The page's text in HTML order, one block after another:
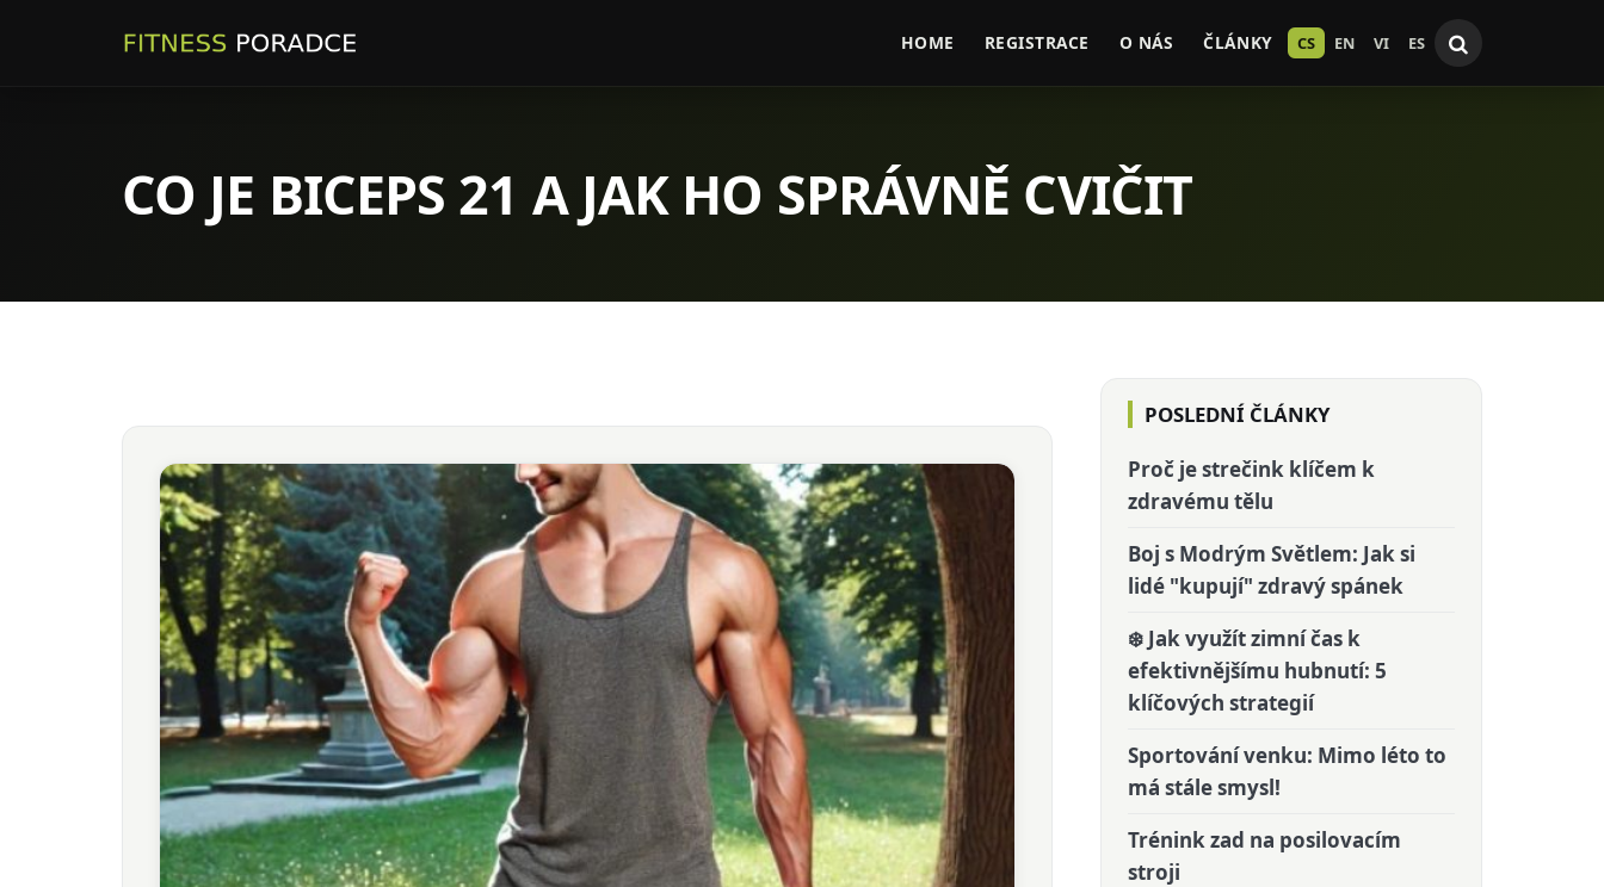
HOME REGISTRACE O NÁS ČLÁNKY CS EN VI ES
CO JE BICEPS 21 A JAK HO SPRÁVNĚ CVIČIT
POSLEDNÍ ČLÁNKY
Proč je strečink klíčem k
zdravému tělu
Boj s Modrým Světlem: Jak si
lidé "kupují" zdravý spánek
❄️ Jak využít zimní čas k
efektivnějšímu hubnutí: 5
klíčových strategií
Sportování venku: Mimo léto to
má stále smysl!
Trénink zad na posilovacím
stroji